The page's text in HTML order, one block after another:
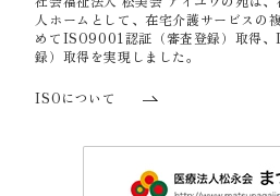
人ホームとして、在宅介護サービスの
めてISO9001認証（審査登録）取得
録）取得を実現しました。
ISOについて